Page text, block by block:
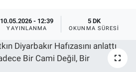
10.05.2026 - 12:39
YAYINLANMA
5 DK
OKUNMA SÜRESI